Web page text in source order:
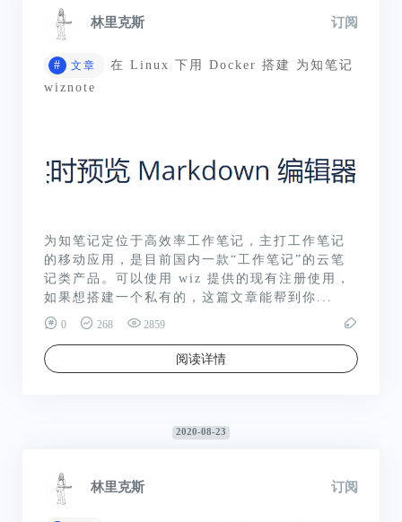
林里克斯 订阅
# 文章
在 Linux 下用 Docker 搭建 为知笔记
wiznote
为知笔记定位于高效率工作笔记，主打工作笔记
的移动应用，是目前国内一款“工作笔记”的云笔
记类产品。可以使用 wiz 提供的现有注册使用，
如果想搭建一个私有的，这篇文章能帮到你...
0 268 2859
阅读详情
2020-08-23
林里克斯 订阅